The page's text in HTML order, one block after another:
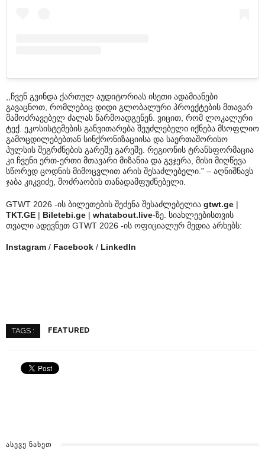
,,ჩვენ გვინდა ქართულ აუდიტორიას ისეთი ადამიანები
გავაცნოთ, რომლებიც დიდი გლობალური პროექტების მთავარ
მამოძრავებელ ძალას წარმოადგენენ. ვიცით, რომ ლოკალური
ტექ. ეკოსისტემების განვითარება შეუძლებელი იქნება მსოფლიო
გამოცდილებებთან სინქრონიზაციისა და საერთაშორისო
პულსის შეგრძნების გარეშე გარეშე. რეგიონის ტრანსფორმაცია
კი ჩვენი ერთ-ერთი მთავარი მიზანია და გვჯერა, მისი მიღწევა
სწორედ ცოდნის მიმოცვლით არის შესაძლებელი.” – აღნიშნავს
ჯაბა კიკვიძე, მოძრაობის თანადამფუძნებელი.
GTWT 2026 -ის ბილეთების შეძენა შესაძლებელია gtwt.ge |
TKT.GE | Biletebi.ge | whatabout.live-ზე. სიახლეებისთვის
თვალი ადევნეთ GTWT 2026 -ის ოფიციალურ მედია არხებს:
Instagram / Facebook / LinkedIn
TAGS : FEATURED
ᲐᲡᲔᲕᲔ ᲜᲐᲮᲔᲗ